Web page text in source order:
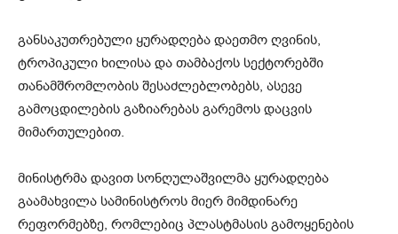
განსაკუთრებული ყურადღება დაეთმო ღვინის,
ტროპიკული ხილისა და თამბაქოს სექტორებში
თანამშრომლობის შესაძლებლობებს, ასევე
გამოცდილების გაზიარებას გარემოს დაცვის
მიმართულებით.
მინისტრმა დავით სონღულაშვილმა ყურადღება
გაამახვილა სამინისტროს მიერ მიმდინარე
რეფორმებზე, რომლებიც პლასტმასის გამოყენების